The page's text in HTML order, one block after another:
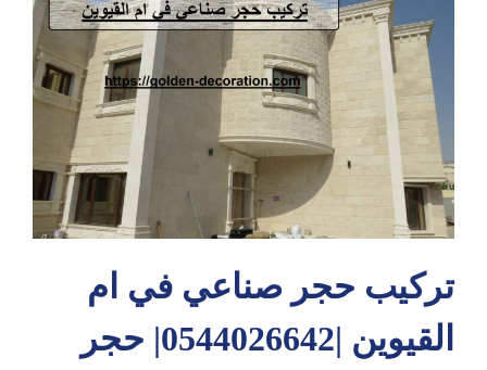
عجمان
تركيب حجر صناعي في ام
القيوين |0544026642| حجر